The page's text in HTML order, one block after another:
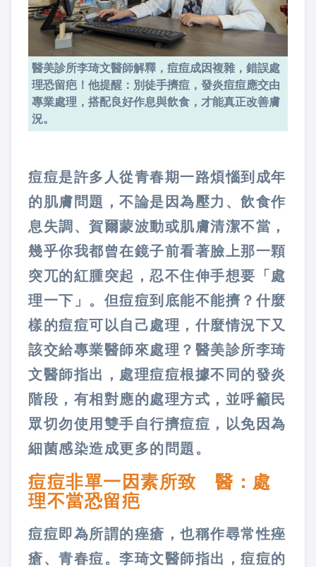
醫美診所李琦文醫師解釋，痘痘成因複雜，錯誤處
理恐留疤！他提醒：別徒手擠痘，發炎痘痘應交由
專業處理，搭配良好作息與飲食，才能真正改善膚
況。
痘痘是許多人從青春期一路煩惱到成年
的肌膚問題，不論是因為壓力、飲食作
息失調、賀爾蒙波動或肌膚清潔不當，
幾乎你我都曾在鏡子前看著臉上那一顆
突兀的紅腫突起，忍不住伸手想要「處
理一下」。但痘痘到底能不能擠？什麼
樣的痘痘可以自己處理，什麼情況下又
該交給專業醫師來處理？醫美診所李琦
文醫師指出，處理痘痘根據不同的發炎
階段，有相對應的處理方式，並呼籲民
眾切勿使用雙手自行擠痘痘，以免因為
細菌感染造成更多的問題。
痘痘非單一因素所致 醫：處
理不當恐留疤
痘痘即為所謂的痤瘡，也稱作尋常性痤
瘡、青春痘。李琦文醫師指出，痘痘的